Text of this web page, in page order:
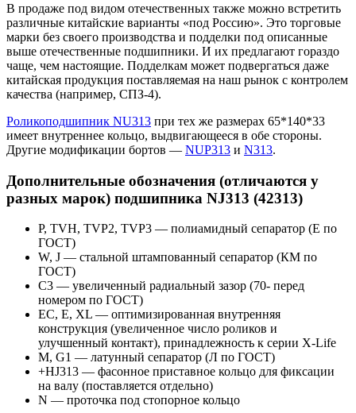
В продаже под видом отечественных также можно встретить
различные китайские варианты «под Россию». Это торговые
марки без своего производства и подделки под описанные
выше отечественные подшипники. И их предлагают гораздо
чаще, чем настоящие. Подделкам может подвергаться даже
китайская продукция поставляемая на наш рынок с контролем
качества (например, СПЗ-4).
Роликоподшипник NU313 при тех же размерах 65*140*33
имеет внутреннее кольцо, выдвигающееся в обе стороны.
Другие модификации бортов — NUP313 и N313.
Дополнительные обозначения (отличаются у
разных марок) подшипника NJ313 (42313)
P, TVH, TVP2, TVP3 — полиамидный сепаратор (Е по
ГОСТ)
W, J — стальной штампованный сепаратор (КМ по
ГОСТ)
С3 — увеличенный радиальный зазор (70- перед
номером по ГОСТ)
EC, E, XL — оптимизированная внутренняя
конструкция (увеличенное число роликов и
улучшенный контакт), принадлежность к серии X-Life
М, G1 — латунный сепаратор (Л по ГОСТ)
+HJ313 — фасонное приставное кольцо для фиксации
на валу (поставляется отдельно)
N — проточка под стопорное кольцо